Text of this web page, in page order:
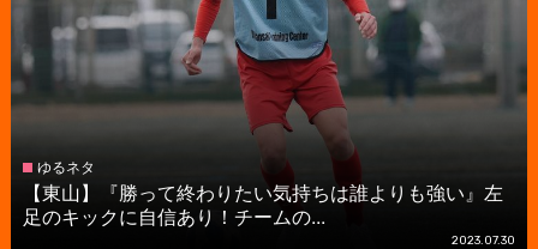
ゆるネタ
【東山】『勝って終わりたい気持ちは誰よりも強い』左
足のキックに自信あり！チームの...
2023.07.30